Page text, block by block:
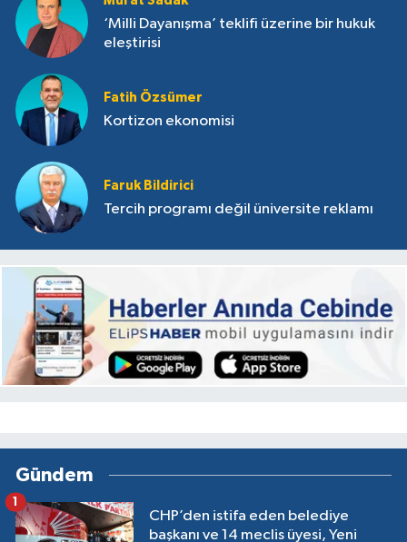
‘Milli Dayanışma’ teklifi üzerine bir hukuk
eleştirisi
Fatih Özsümer
Kortizon ekonomisi
Faruk Bildirici
Tercih programı değil üniversite reklamı
Gündem
CHP’den istifa eden belediye
başkanı ve 14 meclis üyesi, Yeni
1